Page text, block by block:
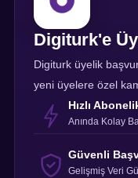
Digiturk'e
Digiturk üyelik
yeni üyelere özel
Hızlı
Anında Kolay
Güvenli
Gelişmiş Veri